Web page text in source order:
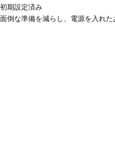
初期設定済み
面倒な準備を減らし、電源を入れ